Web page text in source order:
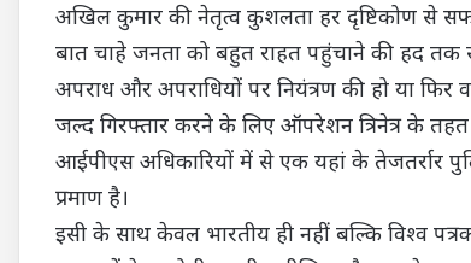
अखिल कुमार की नेतृत्व कुशलता हर दृष्टिकोण से
बात चाहे जनता को बहुत राहत पहुंचाने की हद
अपराध और अपराधियों पर नियंत्रण की हो या फिर
जल्द गिरफ्तार करने के लिए ऑपरेशन त्रिनेत्र के
आईपीएस अधिकारियों में से एक यहां के तेजतर्रार
प्रमाण है।
इसी के साथ केवल भारतीय ही नहीं बल्कि विश्व